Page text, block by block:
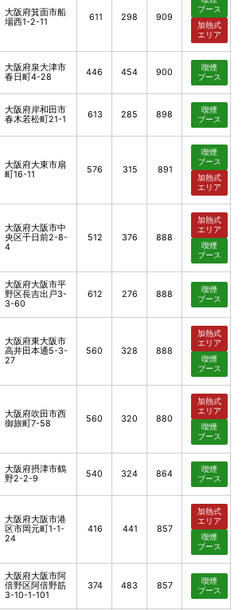
大阪府箕面市船
場西1-2-11
611 298 909
ブース
加熱式
エリア
大阪府泉大津市
春日町4-28
446 454 900
喫煙
ブース
大阪府岸和田市
春木若松町21-1
613 285 898
喫煙
ブース
大阪府大東市扇
町16-11
576 315 891
喫煙
ブース
加熱式
エリア
大阪府大阪市中
央区千日前2-8-
4
512 376 888
加熱式
エリア
喫煙
ブース
大阪府大阪市平
野区長吉出戸3-
3-60
612 276 888
喫煙
ブース
大阪府東大阪市
高井田本通5-3-
27
560 328 888
加熱式
エリア
喫煙
ブース
大阪府吹田市西
御旅町7-58
560 320 880
加熱式
エリア
喫煙
ブース
大阪府摂津市鶴
野2-2-9
540 324 864
喫煙
ブース
大阪府大阪市港
区市岡元町1-1-
24
416 441 857
加熱式
エリア
喫煙
ブース
大阪府大阪市阿
倍野区阿倍野筋
3-10-1-101
374 483 857
喫煙
ブース